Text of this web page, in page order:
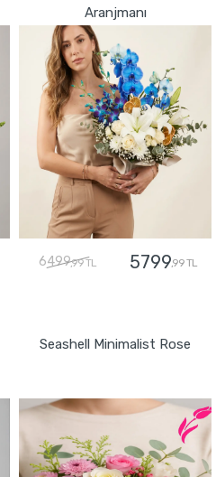
Aranjmanı
6499,99 TL 5799,99 TL
Seashell Minimalist Rose